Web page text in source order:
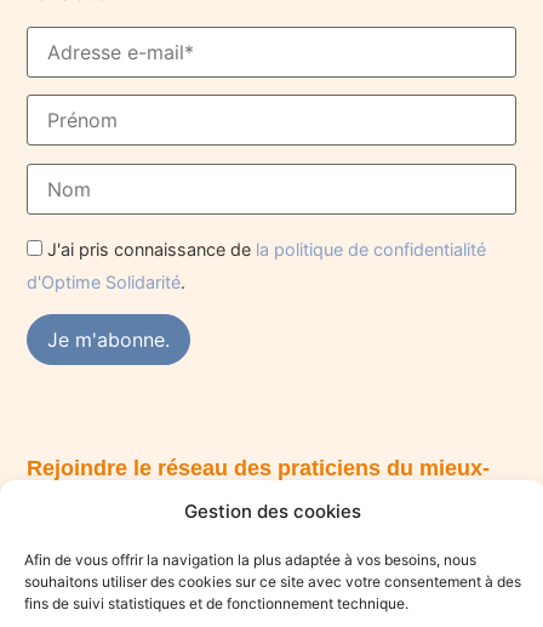
Gestion des cookies
Afin de vous offrir la navigation la plus adaptée à vos besoins, nous
souhaitons utiliser des cookies sur ce site avec votre consentement à des
fins de suivi statistiques et de fonctionnement technique.
Rejoindre le réseau des praticiens du mieux-
Vous êtes praticien·ne du mieux-être et souhaitez vous
Optime.
J'ai pris connaissance de la politique de confidentialité
d'Optime Solidarité.